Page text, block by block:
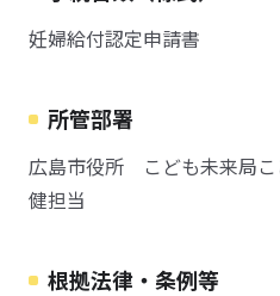
妊婦給付認定申請書
所管部署
広島市役所 こども未来局
健担当
根拠法律・条例等